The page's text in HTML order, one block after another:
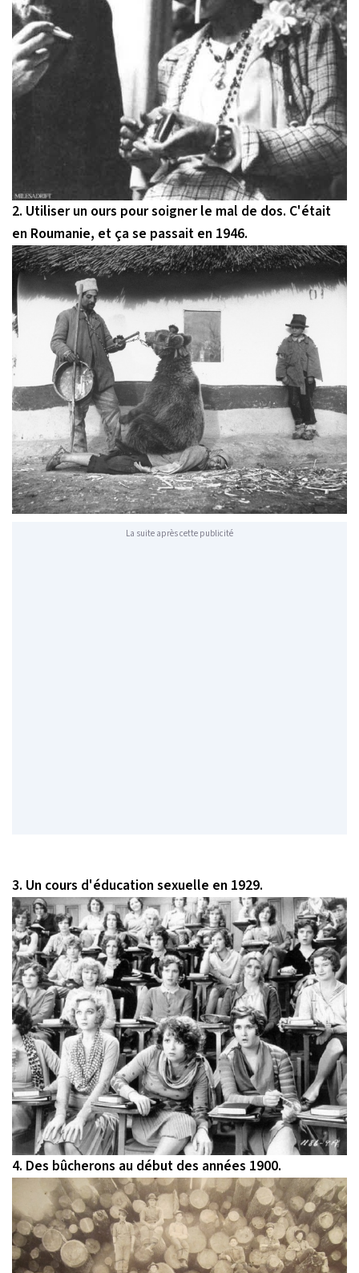
2. Utiliser un ours pour soigner le mal de dos. C'était
en Roumanie, et ça se passait en 1946.
La suite après cette publicité
3. Un cours d'éducation sexuelle en 1929.
4. Des bûcherons au début des années 1900.